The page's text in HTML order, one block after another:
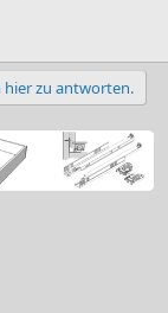
zu antworten.